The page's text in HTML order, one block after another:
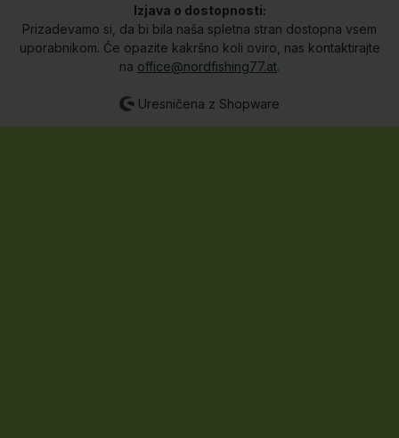
Izjava o dostopnosti:
Prizadevamo si, da bi bila naša spletna stran dostopna vsem
uporabnikom. Če opazite kakršno koli oviro, nas kontaktirajte
na office@nordfishing77.at.
Uresničena z Shopware